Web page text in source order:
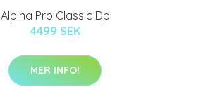
Alpina Pro Classic Dp
4499 SEK
MER INFO!